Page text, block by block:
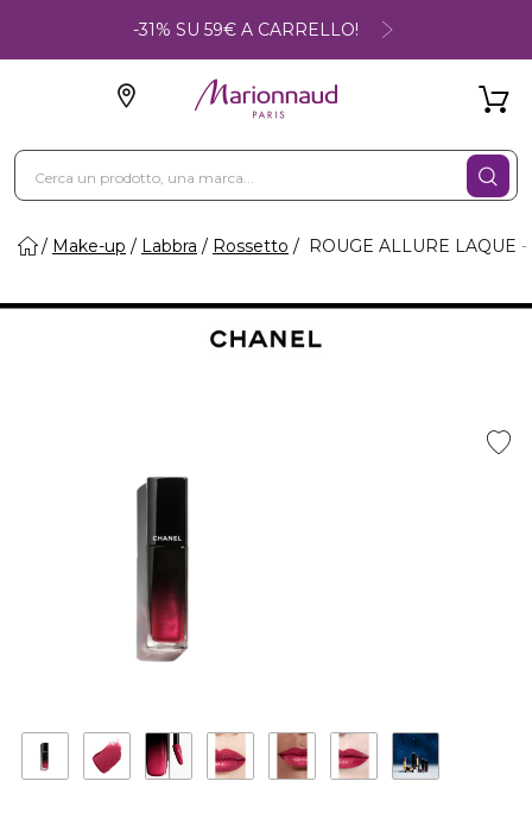
-31% SU 59€ A CARRELLO!
Make-up Labbra Rossetto ROUGE ALLURE LAQUE